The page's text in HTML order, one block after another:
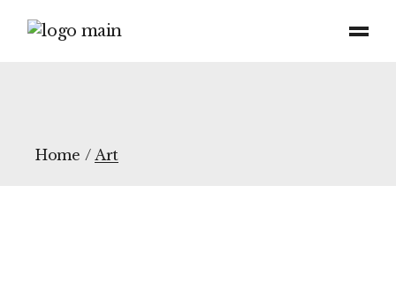
Home Art